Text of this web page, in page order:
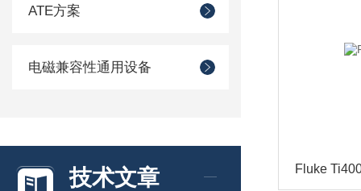
ATE方案
电磁兼容性通用设备
技术文章 Fluke